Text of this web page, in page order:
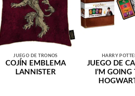
JUEGO DE TRONOS
COJÍN EMBLEMA
LANNISTER
HARRY
JUEGO DE
I’M GOING